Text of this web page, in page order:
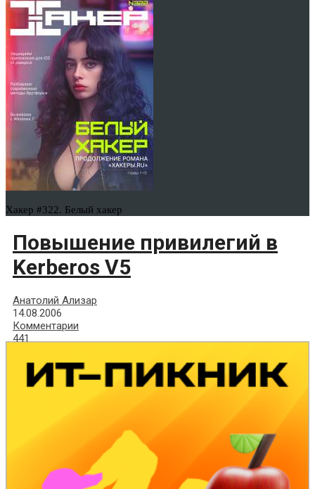
Хакер #322. Белый хакер
Повышение привилегий в
Kerberos V5
Анатолий Ализар
14.08.2006
Комментарии
441